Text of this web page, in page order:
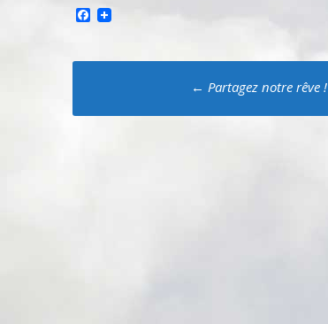
Facebook
Poste
navigation
← Partagez notre rêve !